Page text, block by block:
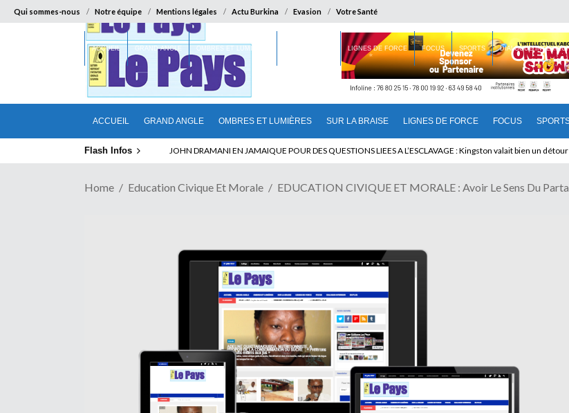
Qui sommes-nous Notre équipe Mentions légales Actu Burkina Evasion Votre Santé
ACCUEIL GRAND ANGLE OMBRES ET LUMIÈRES SUR LA BRAISE LIGNES DE FORCE FOCUS
ACCUEIL GRAND ANGLE OMBRES ET LUMIÈRES LIGNES DE FORCE FOCUS SPORTS DIALOGUE
Flash Infos ELECTION DE TALON A LA TETE DU SENAT BENINOIS : Quand Patrice quitte le pouvoir sans partir !
Home Education Civique Et Morale EDUCATION CIVIQUE ET MORALE : Avoir Le Sens Du